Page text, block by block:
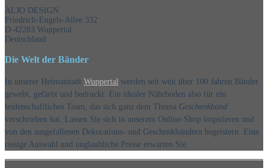
ALJO DESIGN
Friedrich-Engels-Allee 332
D-42283 Wuppertal
Deutschland
Die Welt der Bänder
In unserer Heimatstadt Wuppertal werden seit weit über 100 Jahren Bänder
gewebt, gefärbt und bedruckt. Ein idealer Nährboden also für ein
leidenschaftliches Team, das sich ganz dem Thema Geschenkband
verschrieben hat. Lassen Sie sich in unserem Online-Shop inspirieren und
von den ausgefallenen Dekorations- und Geschenkbändern begeistern. Eine
riesige Auswahl und unglaubliche Preise erwarten Sie.